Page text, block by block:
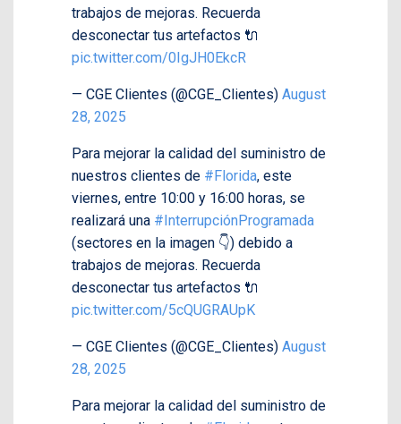
trabajos de mejoras. Recuerda
desconectar tus artefactos 🔌
pic.twitter.com/0IgJH0EkcR
— CGE Clientes (@CGE_Clientes) August
28, 2025
Para mejorar la calidad del suministro de
nuestros clientes de #Florida, este
viernes, entre 10:00 y 16:00 horas, se
realizará una #InterrupciónProgramada
(sectores en la imagen 👇) debido a
trabajos de mejoras. Recuerda
desconectar tus artefactos 🔌
pic.twitter.com/5cQUGRAUpK
— CGE Clientes (@CGE_Clientes) August
28, 2025
Para mejorar la calidad del suministro de